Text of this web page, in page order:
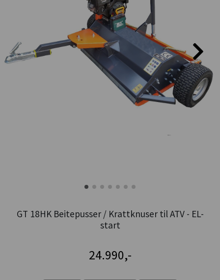
GT 18HK Beitepusser / Krattknuser til ATV - EL-
start
24.990,-